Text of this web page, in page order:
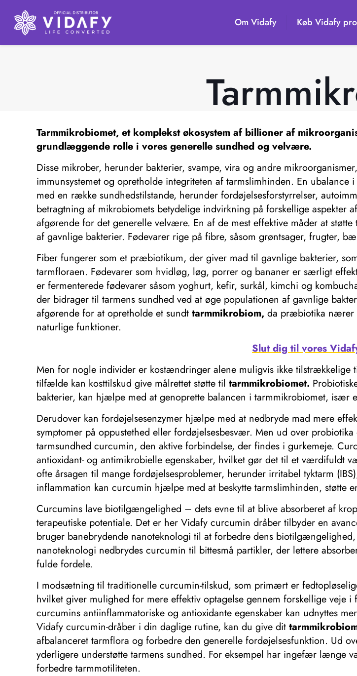
Om Vidafy Køb Vidafy
Tarmmikrobiomet, et komplekst økosystem af billioner af
grundlæggende rolle i vores generelle sundhed og velvære.
Disse mikrober, herunder bakterier, svampe, vira og andre
immunsystemet og opretholde integriteten af ​​tarmslimhinden. En ubalance
med en række sundhedstilstande, herunder fordøjelsesforstyrrelser,
betragtning af mikrobiomets betydelige indvirkning på forskellige aspekter
afgørende for det generelle velvære. En af de mest effektive måder at
af ​​gavnlige bakterier. Fødevarer rige på fibre, såsom grøntsager, frugter,
Fiber fungerer som et præbiotikum, der giver mad til gavnlige bakterier,
tarmfloraen. Fødevarer som hvidløg, løg, porrer og bananer er særligt
er fermenterede fødevarer såsom yoghurt, kefir, surkål, kimchi og
der bidrager til tarmens sundhed ved at øge populationen af ​​gavnlige
afgørende for at opretholde et sundttarmmikrobiom, da præbiotika nærer
naturlige funktioner.
Slut dig til vores
Men for nogle individer er kostændringer alene muligvis ikke tilstrækkelige
tilfælde kan kosttilskud give målrettet støtte tiltarmmikrobiomet.
bakterier, kan hjælpe med at genoprette balancen i tarmmikrobiomet, især
Derudover kan fordøjelsesenzymer hjælpe med at nedbryde mad mere
symptomer på oppustethed eller fordøjelsesbesvær. Men ud over
tarmsundhed curcumin, den aktive forbindelse, der findes i gurkemeje.
antioxidant- og antimikrobielle egenskaber, hvilket gør det til et værdifuldt
ofte årsagen til mange fordøjelsesproblemer, herunder irritabel tyktarm
inflammation kan curcumin hjælpe med at beskytte tarmslimhinden, støtte
Curcumins lave biotilgængelighed – dets evne til at blive absorberet af
terapeutiske potentiale. Det er her Vidafy curcumin dråber tilbyder en
bruger banebrydende nanoteknologi til at forbedre dens
nanoteknologi nedbrydes curcumin til bittesmå partikler, der lettere
fulde fordele.
I modsætning til traditionelle curcumin-tilskud, som primært er
hvilket giver mulighed for mere effektiv optagelse gennem forskellige veje
curcumins antiinflammatoriske og antioxidante egenskaber kan udnyttes
Vidafy curcumin-dråber i din daglige rutine, kan du give dit
afbalanceret tarmflora og forbedre den generelle fordøjelsesfunktion. Ud
yderligere understøtte tarmens sundhed. For eksempel har ingefær længe
forbedre tarmmotiliteten.